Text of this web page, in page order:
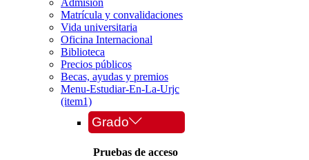
Admisión
Matrícula y convalidaciones
Vida universitaria
Oficina Internacional
Biblioteca
Precios públicos
Becas, ayudas y premios
Menu-Estudiar-En-La-Urjc
(item1)
Grado
Pruebas de acceso